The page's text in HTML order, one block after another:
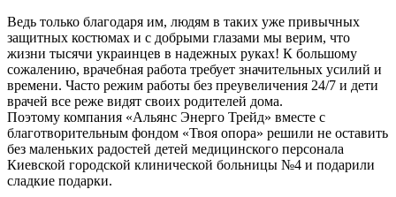
Ведь только благодаря им, людям в таких уже привычных
защитных костюмах и с добрыми глазами мы верим, что
жизни тысячи украинцев в надежных руках! К большому
сожалению, врачебная работа требует значительных усилий и
времени. Часто режим работы без преувеличения 24/7 и дети
врачей все реже видят своих родителей дома.
Поэтому компания «Альянс Энерго Трейд» вместе с
благотворительным фондом «Твоя опора» решили не оставить
без маленьких радостей детей медицинского персонала
Киевской городской клинической больницы №4 и подарили
сладкие подарки.